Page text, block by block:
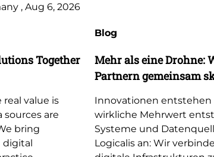
, Aug 6, 2026
Together
value is
are
bring
digital
Blog
Mehr als eine Drohne:
Partnern gemeinsam
Innovationen entstehen
wirkliche Mehrwert
Systeme und
Logicalis an: Wir